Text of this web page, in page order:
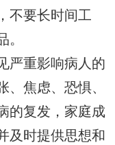
不要长时间工
。
严重影响病人的
、焦虑、恐惧、
的复发，家庭成
及时提供思想和